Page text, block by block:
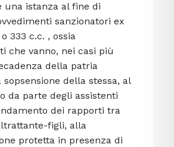
una istanza al fine di
sanzionatori ex
333 c.c. , ossia
che vanno, nei casi più
della patria
sopsensione della stessa, al
da parte degli assistenti
dei rapporti tra
figli, alla
protetta in presenza di